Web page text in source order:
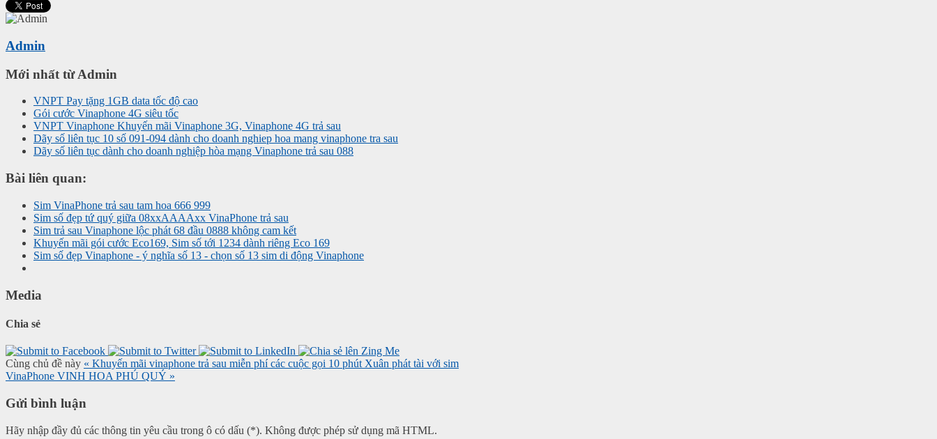
Admin
Mới nhất từ Admin
VNPT Pay tặng 1GB data tốc độ cao
Gói cước Vinaphone 4G siêu tốc
VNPT Vinaphone Khuyến mãi Vinaphone 3G, Vinaphone 4G trả sau
Dãy số liên tục 10 số 091-094 dành cho doanh nghiep hoa mang vinaphone tra sau
Dãy số liên tục dành cho doanh nghiệp hòa mạng Vinaphone trả sau 088
Bài liên quan:
Sim VinaPhone trả sau tam hoa 666 999
Sim số đẹp tứ quý giữa 08xxAAAAxx VinaPhone trả sau
Sim trả sau Vinaphone lộc phát 68 đầu 0888 không cam kết
Khuyến mãi gói cước Eco169, Sim số tới 1234 dành riêng Eco 169
Sim số đẹp Vinaphone - ý nghĩa số 13 - chọn số 13 sim di động Vinaphone
Media
Chia sẻ
Cùng chủ đề này « Khuyến mãi vinaphone trả sau miễn phí các cuộc gọi 10 phút Xuân phát tài với sim
VinaPhone VINH HOA PHÚ QUÝ »
Gửi bình luận
Hãy nhập đầy đủ các thông tin yêu cầu trong ô có dấu (*). Không được phép sử dụng mã HTML.